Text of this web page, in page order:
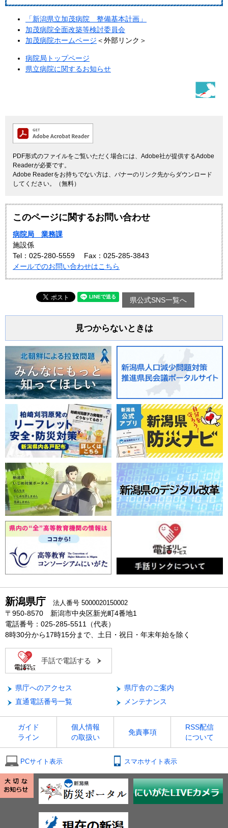
「新潟県立加茂病院 整備基本計画」
加茂病院全面改築等検討委員会
加茂病院ホームページ ＜外部リンク＞
病院局トップページ
県立病院に関するお知らせ
PDF形式のファイルをご覧いただく場合には、Adobe社が提供するAdobe
Readerが必要です。
Adobe Readerをお持ちでない方は、バナーのリンク先からダウンロード
してください。（無料）
このページに関するお問い合わせ
病院局 業務課
施設係
Tel：025-280-5559
Fax：025-285-3843
メールでのお問い合わせはこちら
県公式SNS一覧へ
見つからないときは
新潟県庁 法人番号 5000020150002
〒950-8570 新潟市中央区新光町4番地1
電話番号：025-285-5511（代表）
8時30分から17時15分まで、土日・祝日・年末年始を除く
手話で電話する
県庁へのアクセス
県庁舎のご案内
直通電話番号一覧
メンテナンス
ガイド
ライン
個人情報
の取扱い
免責事項
RSS配信
について
PCサイト表示 スマホサイト表示